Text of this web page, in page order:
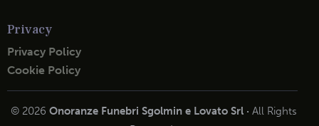
Privacy
Privacy Policy
Cookie Policy
© 2026 Onoranze Funebri Sgolmin e Lovato Srl · All Rights